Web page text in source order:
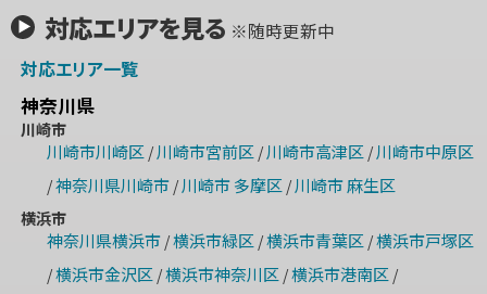
対応エリアを見る ※随時更新中
対応エリア一覧
神奈川県
川崎市
川崎市川崎区 / 川崎市宮前区 / 川崎市高津区 / 川崎市中原区
/神奈川県川崎市/ 川崎市 多摩区 / 川崎市 麻生区
横浜市
神奈川県横浜市/横浜市緑区 /横浜市青葉区 /横浜市戸塚区
/横浜市金沢区 /横浜市神奈川区 /横浜市港南区 /